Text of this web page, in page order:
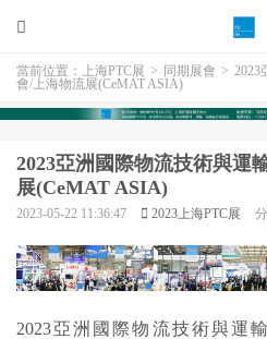
當前位置： 上海PTC展 > 同期展會 > 2023
會/上海物流展(CeMAT ASIA)
2023亞洲國際物流技術與運
展(CeMAT ASIA)
2023-05-22 11:36:47 2023上海PTC展
2023亞洲國際物流技術與運